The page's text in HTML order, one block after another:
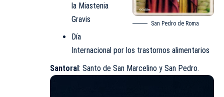
San Pedro de Roma
la Miastenia
Gravis​
Día
Internacional por los trastornos alimentarios
Santoral: Santo de San Marcelino y San Pedro.